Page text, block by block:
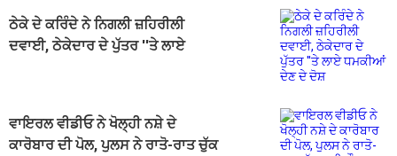
ਠੇਕੇ ਦੇ ਕਰਿੰਦੇ ਨੇ ਨਿਗਲੀ ਜ਼ਹਿਰੀਲੀ
ਦਵਾਈ, ਠੇਕੇਦਾਰ ਦੇ ਪੁੱਤਰ ''ਤੇ ਲਾਏ
ਵਾਇਰਲ ਵੀਡੀਓ ਨੇ ਖੋਲ੍ਹੀ ਨਸ਼ੇ ਦੇ
ਕਾਰੋਬਾਰ ਦੀ ਪੋਲ, ਪੁਲਸ ਨੇ ਰਾਤੋ-ਰਾਤ ਚੁੱਕ